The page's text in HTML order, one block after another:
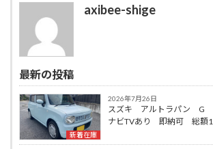
axibee-shige
最新の投稿
新着在庫
2026年7月26日
スズキ アルトラパン G
ナビTVあり 即納可 総額